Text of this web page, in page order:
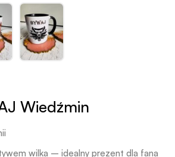
Wiedźmin
wilka – idealny prezent dla fana